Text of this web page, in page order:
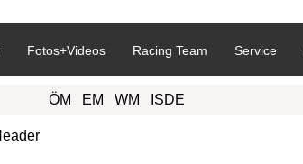
Fotos+Videos Racing Team Service
ÖM EM WM ISDE